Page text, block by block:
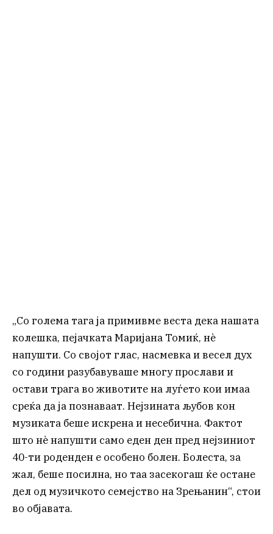
„Со голема тага ја примивме веста дека нашата
колешка, пејачката Маријана Томиќ, нè
напушти. Со својот глас, насмевка и весел дух
со години разубавуваше многу прослави и
остави трага во животите на луѓето кои имаа
среќа да ја познаваат. Нејзината љубов кон
музиката беше искрена и несебична. Фактот
што нè напушти само еден ден пред нејзиниот
40-ти роденден е особено болен. Болеста, за
жал, беше посилна, но таа засекогаш ќе остане
дел од музичкото семејство на Зрењанин“, стои
во објавата.